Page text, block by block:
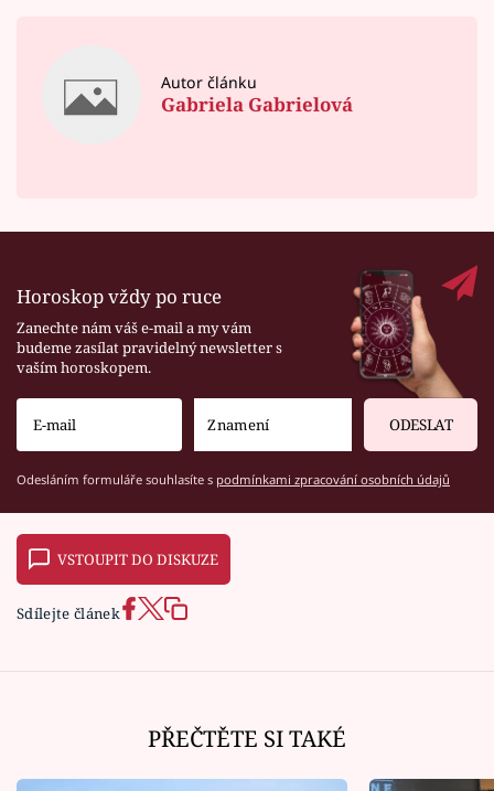
Autor článku
Gabriela Gabrielová
Horoskop vždy po ruce
Zanechte nám váš e-mail a my vám
budeme zasílat pravidelný newsletter s
vaším horoskopem.
ODESLAT
Odesláním formuláře souhlasíte s podmínkami zpracování osobních údajů
VSTOUPIT DO DISKUZE
Sdílejte článek
PŘEČTĚTE SI TAKÉ